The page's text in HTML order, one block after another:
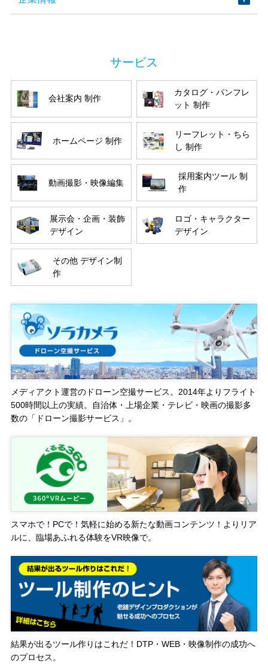
会社案内 制作
カタログ・パンフレ
ット 制作
ホームページ 制作
リーフレット・ちら
し 制作
動画撮影・映像編集
採用案内ツール 制
作
展示会・企画・装飾
デザイン
ロゴ・キャラクター
デザイン
その他 デザイン制
作
メディアクト運営のドローン空撮サービス。2014年よりフライト
500時間以上の実績。自治体・上場企業・テレビ・映画の撮影多
数の「ドローン撮影サービス」。
スマホで！PCで！気軽に始める新たな動画コンテンツ！よりリア
ルに、臨場あふれる体験をVR映像で。
結果が出るツール作りはこれだ！DTP・WEB・映像制作の成功へ
のプロセス。